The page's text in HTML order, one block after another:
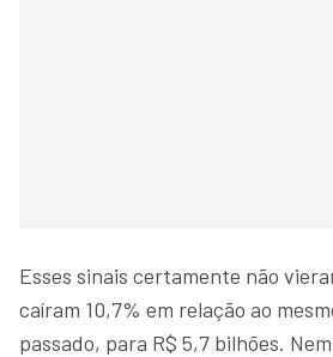
Esses sinais certamente não
caíram 10,7% em relação ao
passado, para R$ 5,7 bilhões.